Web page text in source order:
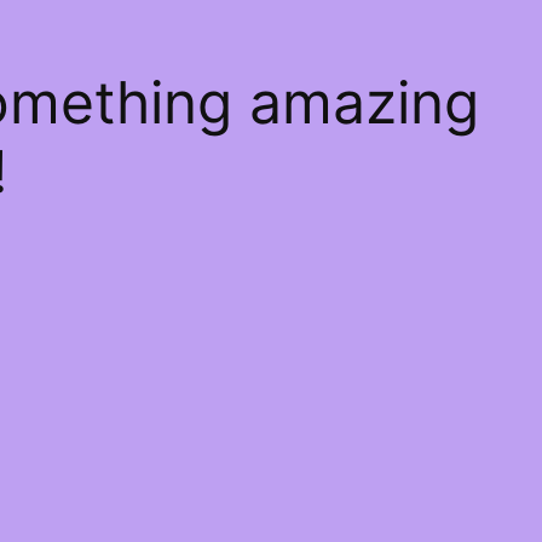
amazing